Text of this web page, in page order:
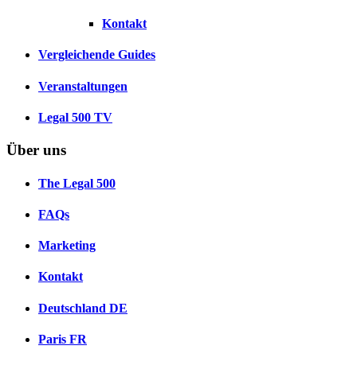
Kontakt
Vergleichende Guides
Veranstaltungen
Legal 500 TV
Über uns
The Legal 500
FAQs
Marketing
Kontakt
Deutschland DE
Paris FR